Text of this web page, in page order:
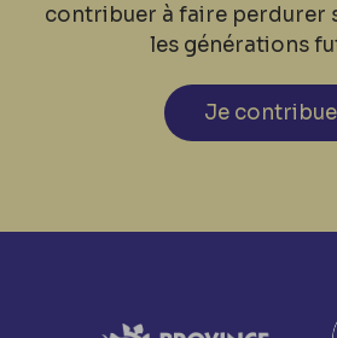
contribuer à faire perdurer
les générations
Je contribue